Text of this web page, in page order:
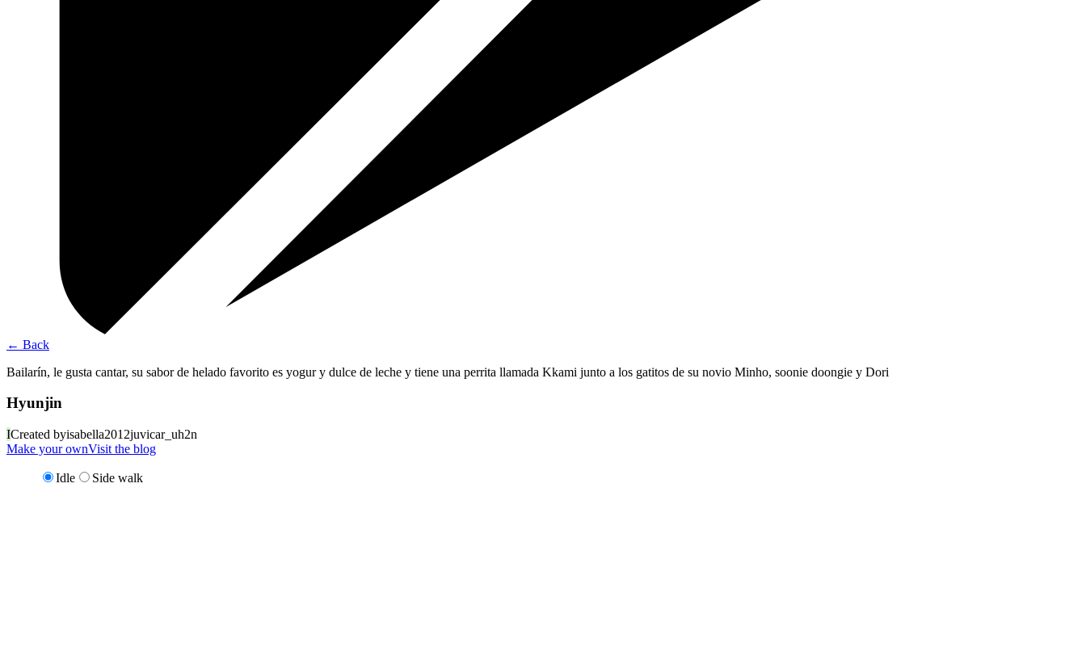
← Back
Bailarín, le gusta cantar, su sabor de helado favorito es yogur y dulce de leche y tiene una perrita llamada Kkami junto a los gatitos de su novio Minho, soonie doongie y Dori
Hyunjin
ICreated byisabella2012juvicar_uh2n
Make your ownVisit the blog
Idle Side walk